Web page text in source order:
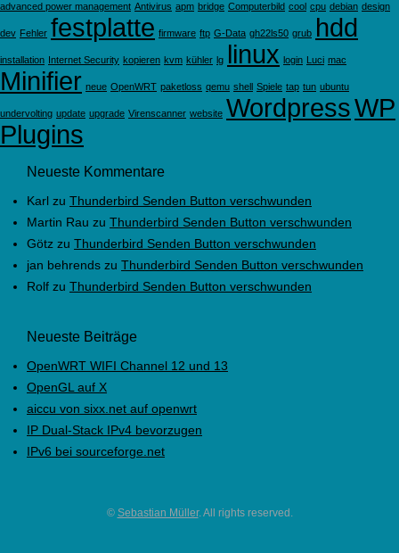
advanced power management Antivirus apm bridge Computerbild cool cpu debian design
dev Fehler festplatte firmware ftp G-Data gh22ls50 grub hdd
installation Internet Security kopieren kvm kühler lg linux login Luci mac
Minifier neue OpenWRT paketloss qemu shell Spiele tap tun ubuntu
undervolting update upgrade Virenscanner website WordpressWP
Plugins
Neueste Kommentare
Karl zu Thunderbird Senden Button verschwunden
Martin Rau zu Thunderbird Senden Button verschwunden
Götz zu Thunderbird Senden Button verschwunden
jan behrends zu Thunderbird Senden Button verschwunden
Rolf zu Thunderbird Senden Button verschwunden
Neueste Beiträge
OpenWRT WIFI Channel 12 und 13
OpenGL auf X
aiccu von sixx.net auf openwrt
IP Dual-Stack IPv4 bevorzugen
IPv6 bei sourceforge.net
© Sebastian Müller. All rights reserved.